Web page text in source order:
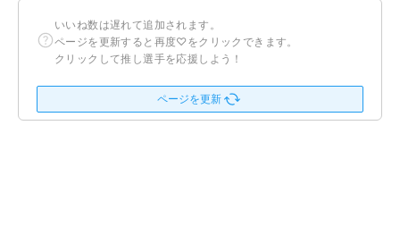
いいね数は遅れて追加されます。
ページを更新すると再度♡をクリックできます。
クリックして推し選手を応援しよう！
ページを更新